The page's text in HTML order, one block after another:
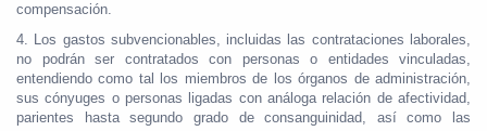
compensación.
4. Los gastos subvencionables, incluidas las contrataciones laborales,
no podrán ser contratados con personas o entidades vinculadas,
entendiendo como tal los miembros de los órganos de administración,
sus cónyuges o personas ligadas con análoga relación de afectividad,
parientes hasta segundo grado de consanguinidad, así como las